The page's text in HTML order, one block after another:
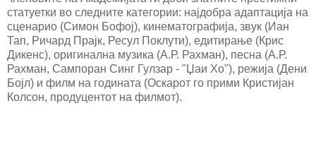
статуетки во следните категории: најдобра адаптација на
сценарио (Симон Бофој), кинематографија, звук (Иан
Тап, Ричард Прајк, Ресул Поклути), едитирање (Крис
Дикенс), оригинална музика (А.Р. Рахман), песна (A.Р.
Рахман, Сампоран Синг Гулзар - "Џаи Хо"), режија (Дени
Бојл) и филм на годината (Оскарот го прими Кристијан
Колсон, продуцентот на филмот).